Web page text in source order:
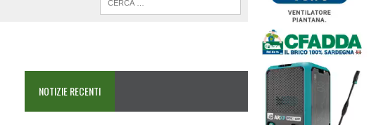
NOTIZIE RECENTI